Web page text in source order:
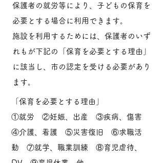
保護者の就労等により、子どもの保育を
必要とする場合に利用できます。
施設を利用するためには、保護者のいず
れもが下記の「保育を必要とする理由」
に該当し、市の認定を受ける必要があり
ます。
「保育を必要とする理由」
①就労 ②妊娠、出産 ③疾病、傷害
④介護、看護 ⑤災害復旧 ⑥求職活
動 ⑦就学、職業訓練 ⑧育児虐待、